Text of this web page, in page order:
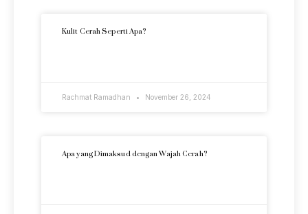
Kulit Cerah Seperti Apa?
Rachmat Ramadhan November 26, 2024
Apa yang Dimaksud dengan Wajah Cerah?